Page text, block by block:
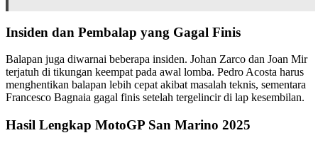
Insiden dan Pembalap yang Gagal Finis
Balapan juga diwarnai beberapa insiden. Johan Zarco dan Joan Mir
terjatuh di tikungan keempat pada awal lomba. Pedro Acosta harus
menghentikan balapan lebih cepat akibat masalah teknis, sementara
Francesco Bagnaia gagal finis setelah tergelincir di lap kesembilan.
Hasil Lengkap MotoGP San Marino 2025